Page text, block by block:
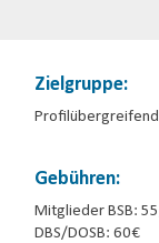
Zielgruppe:
Profilübergreifend
Gebühren:
Mitglieder BSB:
DBS/DOSB: 60€